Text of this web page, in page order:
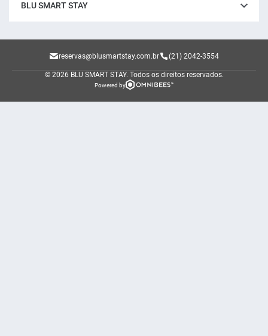
BLU SMART STAY
reservas@blusmartstay.com.br (21) 2042-3554
© 2026 BLU SMART STAY. Todos os direitos reservados.
Powered by